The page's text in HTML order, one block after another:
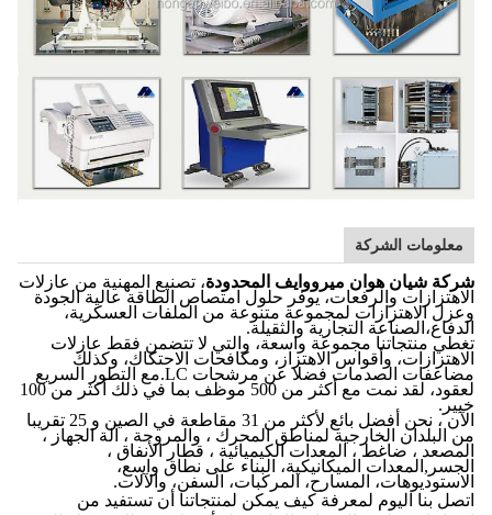
معلومات الشركة
شركة شيان هوان ميرووايف المحدودة، تصنيع المهنية من عازلات
الاهتزازات والرفعات، يوفر حلول امتصاص الطاقة عالية الجودة
وعزل الاهتزازات لمجموعة متنوعة من الملفات العسكرية،
الدفاع،الصناعة التجارية والثقيلة.
تغطي منتجاتنا مجموعة واسعة، والتي لا تتضمن فقط عازلات
الاهتزازات، وأقواس الاهتزاز، ومكافحات الاحتكاك، وكذلك
مضاعفات الصدمات فضلا عن مرشحات LC.مع التطور السريع
لعقود، لقد نمت مع أكثر من 500 موظف بما في ذلك أكثر من 100
خبير.
الآن ، نحن أفضل بائع لأكثر من 31 مقاطعة في الصين و 25 تقريبا
من البلدان الخارجية لمناطق المحرك ، والمروحة ، آلة الجهاز ،
المصعد ، ضاغط ، المعدات الكيميائية ، قطار الأنفاق ،
الجسر,المعدات الميكانيكية، البناء على نطاق واسع،
الاستوديوهات، المسارح، المركبات، السفن، والآلات.
اتصل بنا اليوم لمعرفة كيف يمكن لمنتجاتنا أن تستفيد من